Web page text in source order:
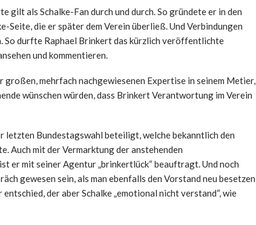
als Schalke-Fan durch und durch. So gründete er in den
Seite, die er später dem Verein überließ. Und Verbindungen
So durfte Raphael Brinkert das kürzlich veröffentlichte
und kommentieren.
großen, mehrfach nachgewiesenen Expertise in seinem Metier,
wünschen würden, dass Brinkert Verantwortung im Verein
letzten Bundestagswahl beteiligt, welche bekanntlich den
Auch mit der Vermarktung der anstehenden
er mit seiner Agentur „brinkertlück“ beauftragt. Und noch
gewesen sein, als man ebenfalls den Vorstand neu besetzen
der aber Schalke „emotional nicht verstand“, wie